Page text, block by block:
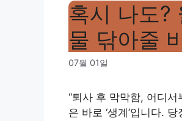
혹시 나도?
물 닦아줄
07월 01일
“퇴사 후 막막함, 어디
은 바로 ‘생계’입니다.